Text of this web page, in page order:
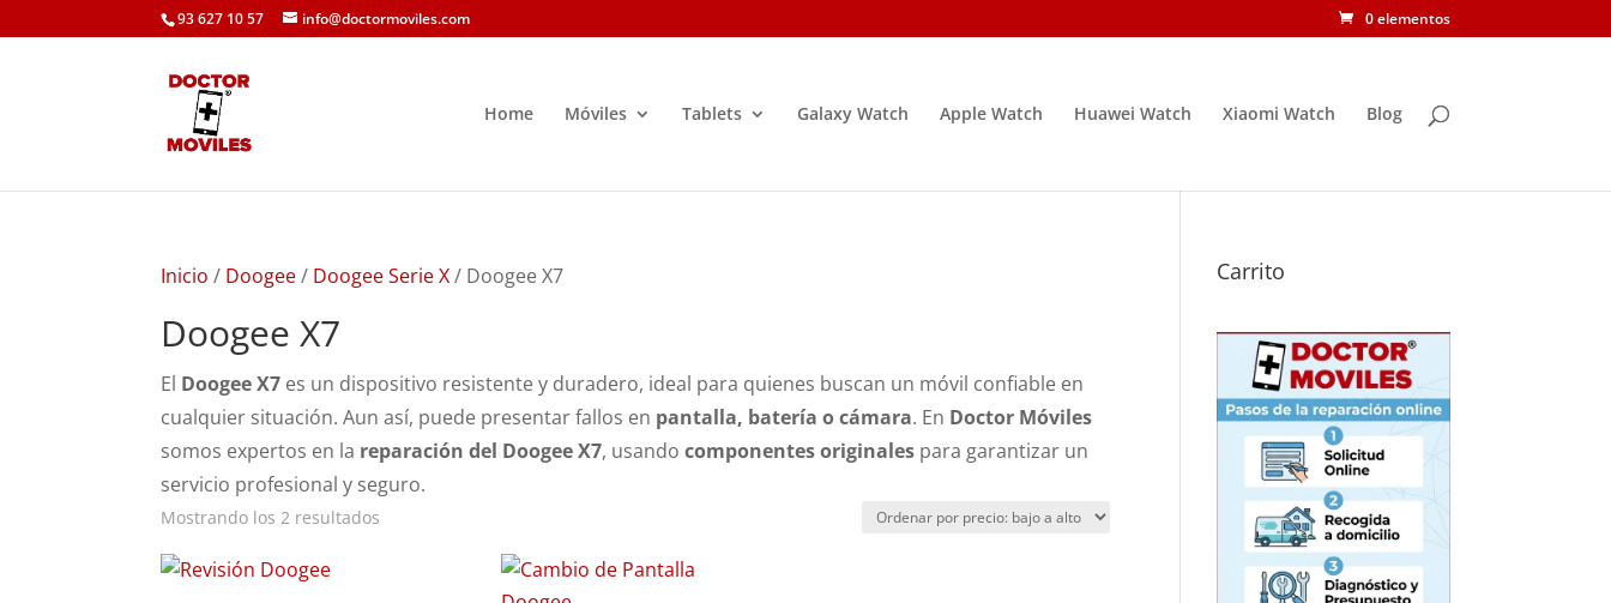
93 627 10 57 info@doctormoviles.com 0 elementos
Home Móviles Tablets Galaxy Watch Apple Watch Huawei Watch Xiaomi Watch Blog
Inicio / Doogee/ Doogee Serie X/ Doogee X7
Doogee X7
El Doogee X7 es un dispositivo resistente y duradero, ideal para quienes buscan un móvil confiable en
cualquier situación. Aun así, puede presentar fallos en pantalla, batería o cámara. En Doctor Móviles
somos expertos en la reparación del Doogee X7, usandocomponentes originales para garantizar un
servicio profesional y seguro.
Mostrando los 2 resultados
Carrito